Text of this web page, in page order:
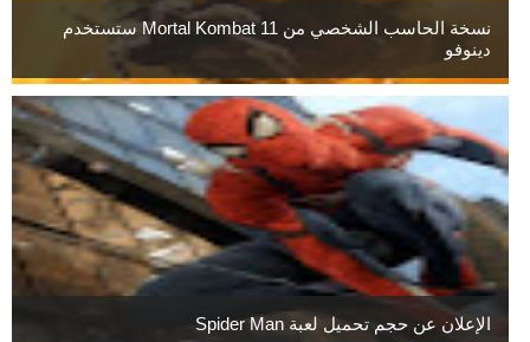
نسخة الحاسب الشخصي من Mortal Kombat 11 ستستخدم
دينوفو
الإعلان عن حجم تحميل لعبة Spider Man